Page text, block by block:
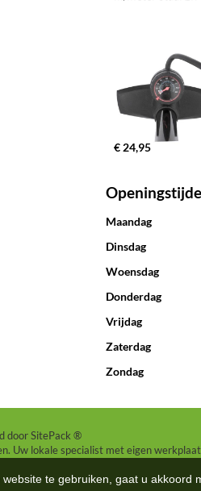
€ 24,95
Maandag
Dinsdag
Woensdag
Donderdag
Vrijdag
Zaterdag
Zondag
doorSitePack ®
Uw lokale specialist met eigen
te gebruiken, gaat u